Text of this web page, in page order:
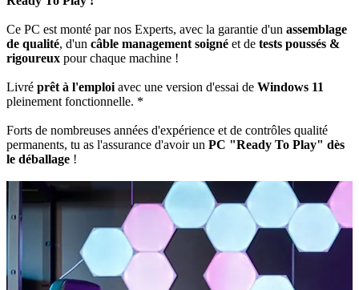
Ce PC est monté par nos Experts, avec la garantie d'un assemblage
de qualité, d'un câble management soigné et de tests poussés &
rigoureux pour chaque machine !
Livré prêt à l'emploi avec une version d'essai de Windows 11
pleinement fonctionnelle. *
Forts de nombreuses années d'expérience et de contrôles qualité
permanents, tu as l'assurance d'avoir un PC "Ready To Play" dès
le déballage !